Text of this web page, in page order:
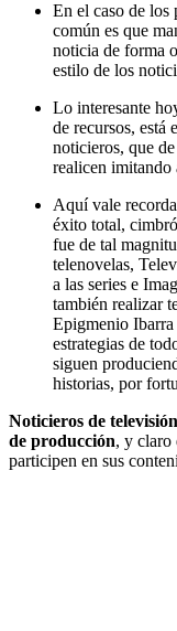
En el caso de los
común es que
noticia de forma
estilo de los
Lo interesante
de recursos, está
noticieros, que
realicen imitando
Aquí vale
éxito total,
fue de tal
telenovelas,
a las series e
también realizar
Epigmenio
estrategias de
siguen
historias, por
Noticieros de
de producción, y claro
participen en sus